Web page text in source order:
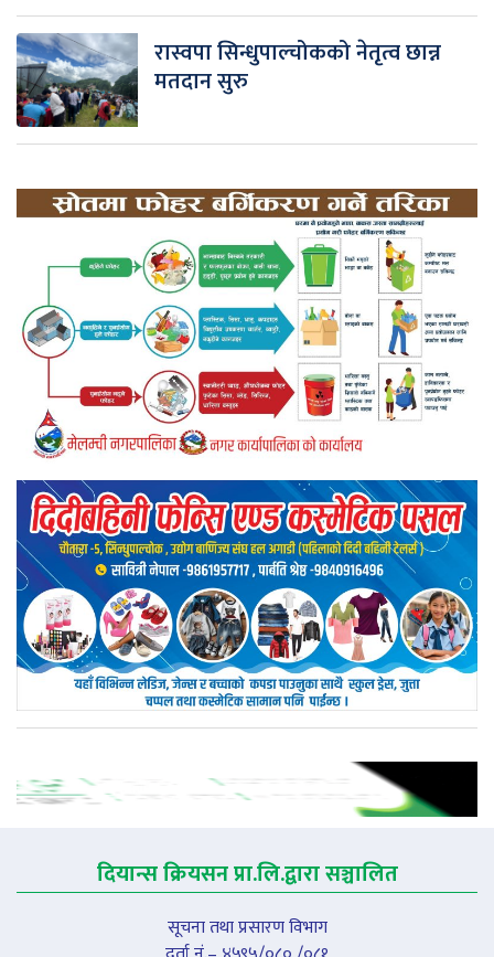
रास्वपा सिन्धुपाल्चोकको नेतृत्व छान्न
मतदान सुरु
दियान्स क्रियसन प्रा.लि.द्वारा सञ्चालित
सूचना तथा प्रसारण विभाग